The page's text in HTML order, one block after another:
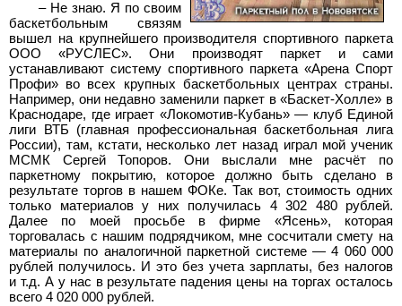
– Не знаю. Я по своим
баскетбольным связям
вышел на крупнейшего производителя спортивного паркета
ООО «РУСЛЕС». Они производят паркет и сами
устанавливают систему спортивного паркета «Арена Спорт
Профи» во всех крупных баскетбольных центрах страны.
Например, они недавно заменили паркет в «Баскет-Холле» в
Краснодаре, где играет «Локомотив-Кубань» — клуб Единой
лиги ВТБ (главная профессиональная баскетбольная лига
России), там, кстати, несколько лет назад играл мой ученик
МСМК Сергей Топоров. Они выслали мне расчёт по
паркетному покрытию, которое должно быть сделано в
результате торгов в нашем ФОКе. Так вот, стоимость одних
только материалов у них получилась 4 302 480 рублей.
Далее по моей просьбе в фирме «Ясень», которая
торговалась с нашим подрядчиком, мне сосчитали смету на
материалы по аналогичной паркетной системе — 4 060 000
рублей получилось. И это без учета зарплаты, без налогов
и т.д. А у нас в результате падения цены на торгах осталось
всего 4 020 000 рублей.